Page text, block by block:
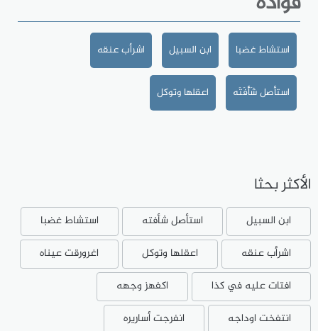
استشاط غضبا ابن السبيل اشرأب عنقه
استأصل شَأْفَتَه اعقلها وتوكل
الأكثر بحثا
ابن السبيل استأصل شأفته
استشاط غضبا
اشرأب عنقه
اعقلها وتوكل
اغرورقت عيناه
افتات عليه في كذا
اكفهز وجهه
انتفخت اوداجه
انفرجت أساريره